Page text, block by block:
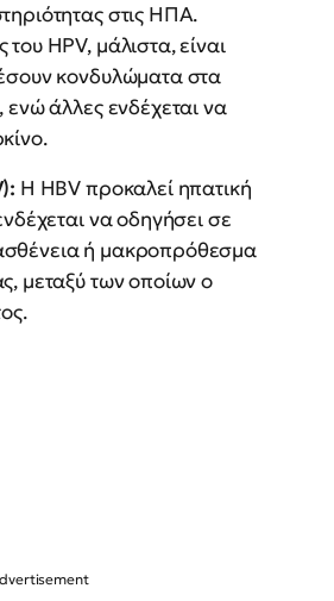
στις ΗΠΑ.
HPV, μάλιστα, είναι
κονδυλώματα στα
άλλες ενδέχεται να
Η HBV προκαλεί ηπατική
να οδηγήσει σε
ή μακροπρόθεσμα
μεταξύ των οποίων ο